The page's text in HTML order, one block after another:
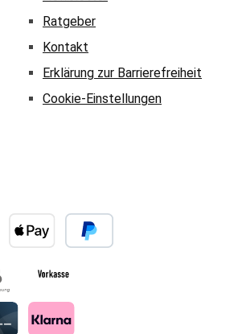
Ratgeber
Kontakt
Erklärung zur Barrierefreiheit
Cookie-Einstellungen
Vorkasse